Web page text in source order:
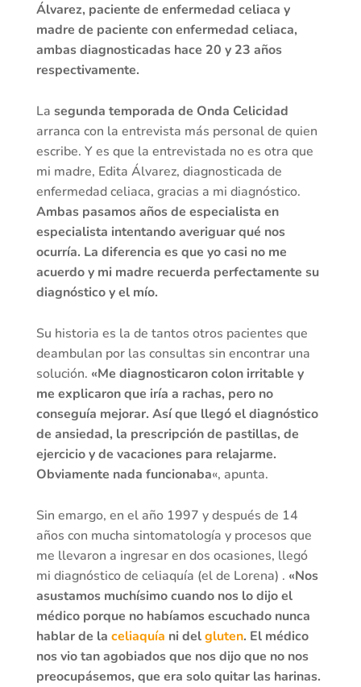
Álvarez, paciente de enfermedad celiaca y
madre de paciente con enfermedad celiaca,
ambas diagnosticadas hace 20 y 23 años
respectivamente.
La segunda temporada de Onda Celicidad
arranca con la entrevista más personal de quien
escribe. Y es que la entrevistada no es otra que
mi madre, Edita Álvarez, diagnosticada de
enfermedad celiaca, gracias a mi diagnóstico.
Ambas pasamos años de especialista en
especialista intentando averiguar qué nos
ocurría. La diferencia es que yo casi no me
acuerdo y mi madre recuerda perfectamente su
diagnóstico y el mío.
Su historia es la de tantos otros pacientes que
deambulan por las consultas sin encontrar una
solución. «Me diagnosticaron colon irritable y
me explicaron que iría a rachas, pero no
conseguía mejorar. Así que llegó el diagnóstico
de ansiedad, la prescripción de pastillas, de
ejercicio y de vacaciones para relajarme.
Obviamente nada funcionaba«, apunta.
Sin emargo, en el año 1997 y después de 14
años con mucha sintomatología y procesos que
me llevaron a ingresar en dos ocasiones, llegó
mi diagnóstico de celiaquía (el de Lorena) . «Nos
asustamos muchísimo cuando nos lo dijo el
médico porque no habíamos escuchado nunca
hablar de la celiaquía ni delgluten. El médico
nos vio tan agobiados que nos dijo que no nos
preocupásemos, que era solo quitar las harinas.